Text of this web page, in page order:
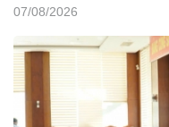
07/08/2026